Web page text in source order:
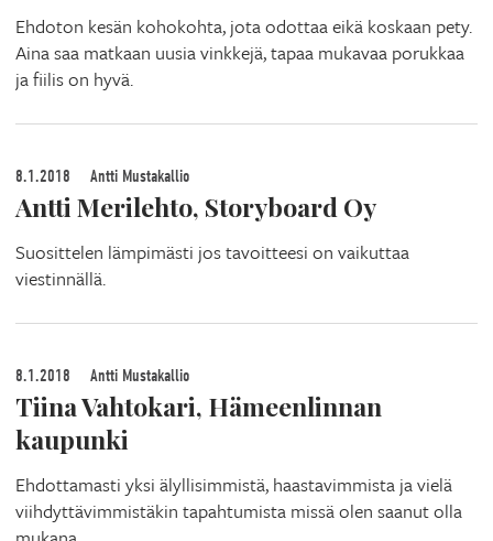
Ehdoton kesän kohokohta, jota odottaa eikä koskaan pety.
Aina saa matkaan uusia vinkkejä, tapaa mukavaa porukkaa
ja fiilis on hyvä.
8.1.2018 Antti Mustakallio
Antti Merilehto, Storyboard Oy
Suosittelen lämpimästi jos tavoitteesi on vaikuttaa
viestinnällä.
8.1.2018 Antti Mustakallio
Tiina Vahtokari, Hämeenlinnan
kaupunki
Ehdottamasti yksi älyllisimmistä, haastavimmista ja vielä
viihdyttävimmistäkin tapahtumista missä olen saanut olla